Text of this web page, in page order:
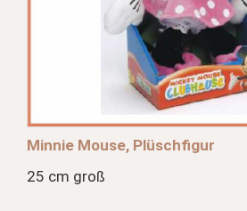
Minnie Mouse, Plüschfigur
25 cm groß